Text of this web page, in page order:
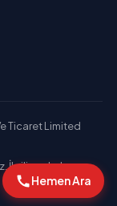
Ticaret Limited
İlgili markaların
Hemen Ara